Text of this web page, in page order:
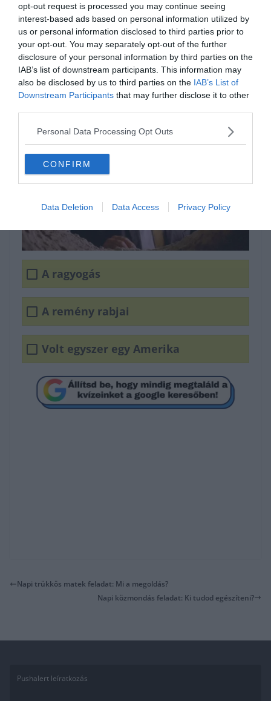
opt-out request is processed you may continue seeing
interest-based ads based on personal information utilized by
us or personal information disclosed to third parties prior to
your opt-out. You may separately opt-out of the further
disclosure of your personal information by third parties on the
IAB’s list of downstream participants. This information may
also be disclosed by us to third parties on the IAB’s List of
Downstream Participants that may further disclose it to other
Personal Data Processing Opt Outs
CONFIRM
Data Deletion Data Access Privacy Policy
0%
Melyik Oscar-díjra jelölt
filmben volt ez a furcsa
lyuk?
A ragyogás
A remény rabjai
Volt egyszer egy Amerika
Napi trükkös matek feladat: Mi a megoldás?
Napi közmondás feladat: Ki tudod egészíteni?
Pushalert leíratkozás